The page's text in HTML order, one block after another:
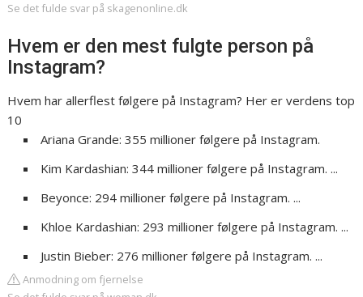
Se det fulde svar på skagenonline.dk
Hvem er den mest fulgte person på
Instagram?
Hvem har allerflest følgere på Instagram? Her er verdens top
10
Ariana Grande: 355 millioner følgere på Instagram.
Kim Kardashian: 344 millioner følgere på Instagram. ...
Beyonce: 294 millioner følgere på Instagram. ...
Khloe Kardashian: 293 millioner følgere på Instagram. ...
Justin Bieber: 276 millioner følgere på Instagram. ...
Anmodning om fjernelse